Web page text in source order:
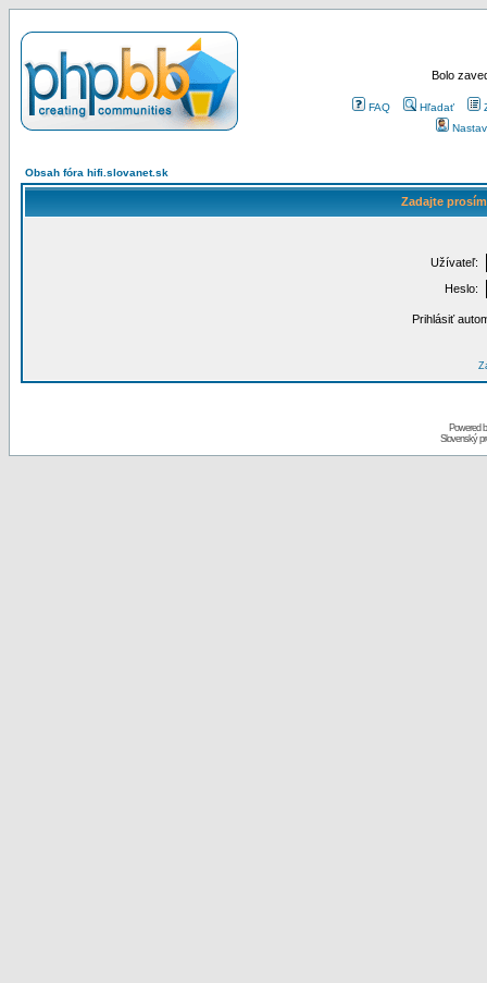
Bolo
FAQ Hľadať
Obsah fóra hifi.slovanet.sk
Zadajte
Užívateľ:
Heslo:
Prihlásiť
Powered
Slovenský